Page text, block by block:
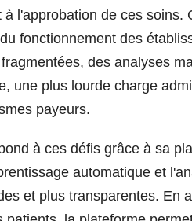
à l'approbation de ces
fonctionnement des
des analyses
une plus lourde charge
payeurs.
à ces défis grâce à sa
automatique et
et plus transparentes. En